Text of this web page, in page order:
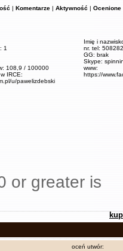
| Komentarze | Aktywność | Ocenione
1
108,9 / 100000
IRCE:
u/pawelizdebski
Imię i
nr. tel:
GG: brak
Skype:
www:
https://
or greater is
oceń utwór: